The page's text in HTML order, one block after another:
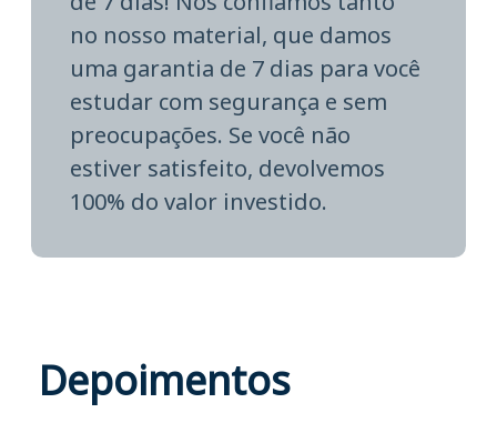
no nosso material, que damos
uma garantia de 7 dias para você
estudar com segurança e sem
preocupações. Se você não
estiver satisfeito, devolvemos
100% do valor investido.
Depoimentos